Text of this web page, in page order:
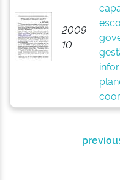
2009-
10